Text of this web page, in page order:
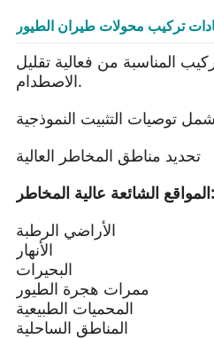
تركيب محولات طيران الطيور
المناسبة من فعالية تقليل
الاصطدام.
تحديد مناطق المخاطر العالية
المواقع الشائعة عالية المخاطر:
الأراضي الرطبة
الأنهار
البحيرات
ممرات هجرة الطيور
المحميات الطبيعية
المناطق الساحلية